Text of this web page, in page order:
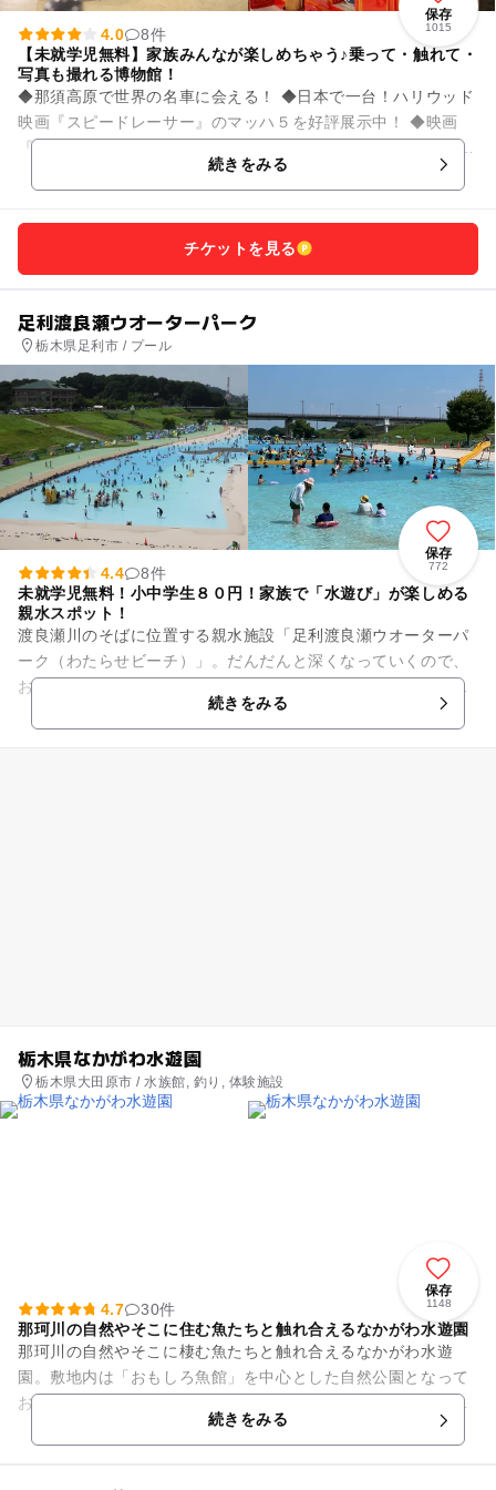
保存
1015
4.0
8件
【未就学児無料】家族みんなが楽しめちゃう♪乗って・触れて・
写真も撮れる博物館！
◆那須高原で世界の名車に会える！ ◆日本で一台！ハリウッド
映画『スピードレーサー』のマッハ５を好評展示中！ ◆映画
『カーズ』のキャラクター「ドク ハドソン」でおなじみ「ハド
続きをみる
チケットを見る
足利渡良瀬ウオーターパーク
栃木県足利市 / プール
保存
772
4.4
8件
未就学児無料！小中学生８０円！家族で「水遊び」が楽しめる
親水スポット！
渡良瀬川のそばに位置する親水施設「足利渡良瀬ウオーターパ
ーク（わたらせビーチ）」。だんだんと深くなっていくので、
お子さまの丁度良い深さで遊べます！真ん中にはひょうたん島
があり、またすべり台や波が...続きをみる
栃木県なかがわ水遊園
栃木県大田原市 / 水族館, 釣り, 体験施設
保存
1148
4.7
30件
那珂川の自然やそこに住む魚たちと触れ合えるなかがわ水遊園
那珂川の自然やそこに棲む魚たちと触れ合えるなかがわ水遊
園。敷地内は「おもしろ魚館」を中心とした自然公園となって
おり、「お魚ふれあいステーション」では釣りや魚のつかみ取
続きをみる